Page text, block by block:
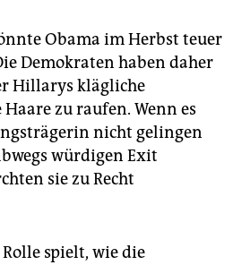
Obama im Herbst teuer
Demokraten haben daher
Hillarys klägliche
zu raufen. Wenn es
nicht gelingen
würdigen Exit
sie zu Recht
spielt, wie die